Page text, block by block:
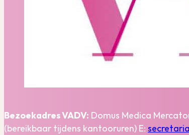
Bezoekadres VADV: Domus Medica
(bereikbaar tijdens kantooruren) E: